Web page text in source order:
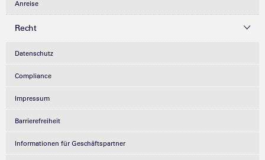
Anreise
Recht
Datenschutz
Compliance
Impressum
Barrierefreiheit
Informationen für Geschäftspartner